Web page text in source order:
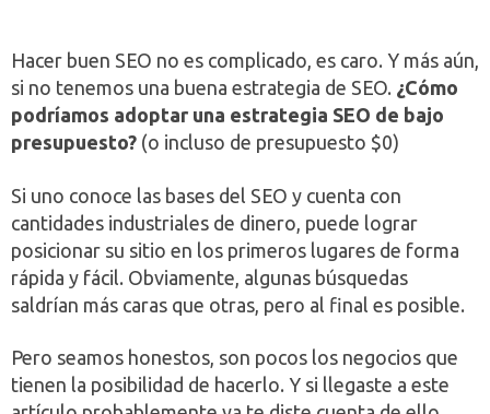
Hacer buen SEO no es complicado, es caro. Y más aún,
si no tenemos una buena estrategia de SEO. ¿Cómo
podríamos adoptar una estrategia SEO de bajo
presupuesto? (o incluso de presupuesto $0)
Si uno conoce las bases del SEO y cuenta con
cantidades industriales de dinero, puede lograr
posicionar su sitio en los primeros lugares de forma
rápida y fácil. Obviamente, algunas búsquedas
saldrían más caras que otras, pero al final es posible.
Pero seamos honestos, son pocos los negocios que
tienen la posibilidad de hacerlo. Y si llegaste a este